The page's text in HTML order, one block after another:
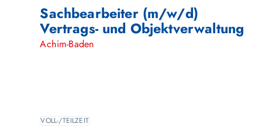
Sachbearbeiter (m/w/d)
Vertrags- und Objektverwaltung
Achim-Baden
VOLL-/TEILZEIT